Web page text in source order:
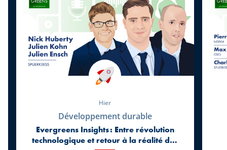
Hier
Développement durable
Evergreens Insights : Entre révolution
technologique et retour à la réalité des